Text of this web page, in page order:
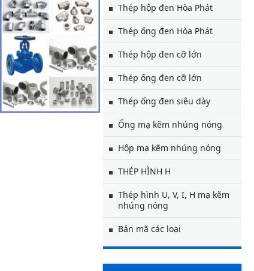
Thép hộp đen Hòa Phát
Thép ống đen Hòa Phát
Thép hộp đen cỡ lớn
Thép ống đen cỡ lớn
Thép ống đen siêu dày
Ống mạ kẽm nhúng nóng
Hộp mạ kẽm nhúng nóng
THÉP HÌNH H
Thép hình U, V, I, H mạ kẽm
nhúng nóng
Bản mã các loại